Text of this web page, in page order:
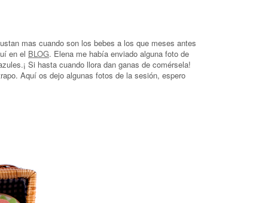
mas cuando son los bebes a los que meses antes
en el BLOG. Elena me había enviado alguna foto de
Si hasta cuando llora dan ganas de comérsela!
Aquí os dejo algunas fotos de la sesión, espero